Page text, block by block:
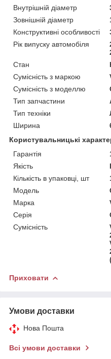
Внутрішній діаметр
Зовнішній діаметр
Конструктивні особливості
Рік випуску автомобіля
Стан
Сумісність з маркою
Сумісність з моделлю
Тип запчастини
Тип техніки
Ширина
Користувальницькі
Гарантія
Якість
Кількість в упаковці, шт
Мoдель
Марка
Серія
Сумісність
Приховати
Умови доставки
Нова Пошта
Всі умови доставки